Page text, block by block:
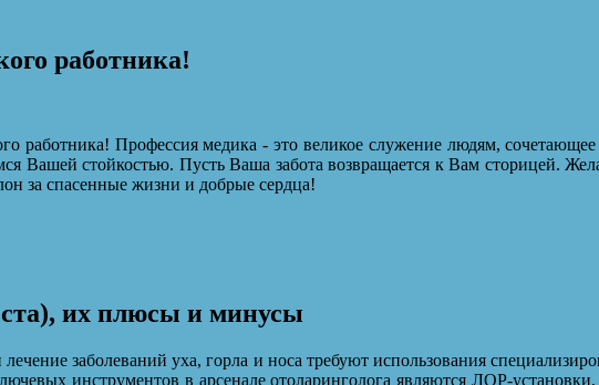
работника!
работника! Профессия медика - это великое служение людям,
Вашей стойкостью. Пусть Ваша забота возвращается к Вам сторицей.
за спасенные жизни и добрые сердца!
их плюсы и минусы
заболеваний уха, горла и носа требуют использования
инструментов в арсенале отоларинголога являются ЛОР-